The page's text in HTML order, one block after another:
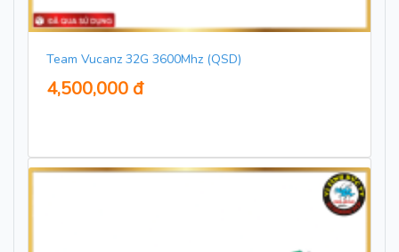
Team Vucanz 32G 3600Mhz (QSD)
4,500,000 đ